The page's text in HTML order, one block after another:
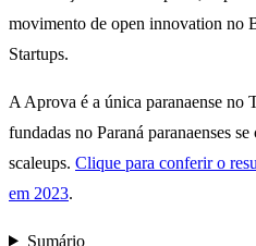
movimento de open innovation no
Startups.
A Aprova é a única paranaense no
fundadas no Paraná paranaenses
scaleups. Clique para conferir o
em 2023.
Sumário